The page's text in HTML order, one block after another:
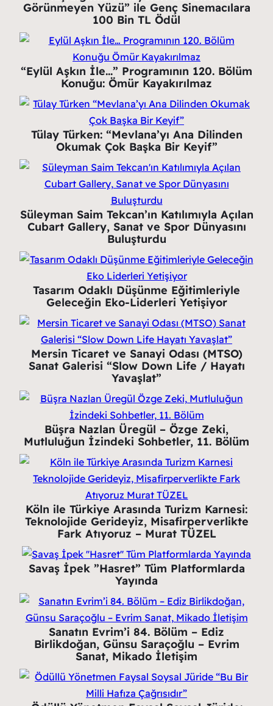
Görünmeyen Yüzü” ile Genç Sinemacılara
100 Bin TL Ödül
“Eylül Aşkın İle…” Programının 120. Bölüm
Konuğu: Ömür Kayakırılmaz
Tülay Türken: “Mevlana’yı Ana Dilinden
Okumak Çok Başka Bir Keyif”
Süleyman Saim Tekcan’ın Katılımıyla Açılan
Cubart Gallery, Sanat ve Spor Dünyasını
Buluşturdu
Tasarım Odaklı Düşünme Eğitimleriyle
Geleceğin Eko-Liderleri Yetişiyor
Mersin Ticaret ve Sanayi Odası (MTSO)
Sanat Galerisi “Slow Down Life / Hayatı
Yavaşlat”
Büşra Nazlan Üregül – Özge Zeki,
Mutluluğun İzindeki Sohbetler, 11. Bölüm
Köln ile Türkiye Arasında Turizm Karnesi:
Teknolojide Gerideyiz, Misafirperverlikte
Fark Atıyoruz – Murat TÜZEL
Savaş İpek ”Hasret” Tüm Platformlarda
Yayında
Sanatın Evrim’i 84. Bölüm – Ediz
Birlikdoğan, Günsu Saraçoğlu – Evrim
Sanat, Mikado İletişim